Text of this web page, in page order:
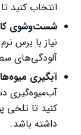
انتخاب کنید
شست‌وشوی
نیاز با برس
آلودگی‌های
آبگیری
آب‌میوه‌گیری
کنید تا
داشته باشد.